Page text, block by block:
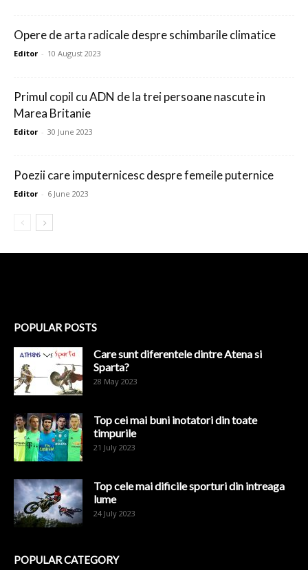
Opere de arta radicale despre schimbarile climatice
Editor - 10 August 2023
Primul copil cu ADN de la trei persoane nascute in
Marea Britanie
Editor - 30 June 2023
Poezii care imputernicesc despre femeile puternice
Editor - 6 June 2023
POPULAR POSTS
Care sunt diferentele dintre Atena si
Sparta?
28 May 2023
Top cei mai buni inotatori din toate
timpurile
21 July 2023
Top cele mai dificile sporturi din intreaga
lume
24 July 2023
POPULAR CATEGORY